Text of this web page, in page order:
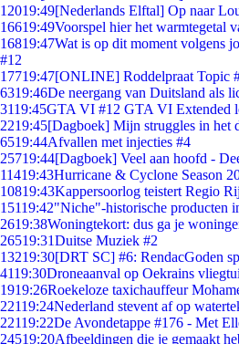
12019:49[Nederlands Elftal] Op naar
16619:49Voorspel hier het warmtegetal
16819:47Wat is op dit moment volgens
#12
17719:47[ONLINE] Roddelpraat Topic
6319:46De neergang van Duitsland als
3119:45GTA VI #12 GTA VI Extended
2219:45[Dagboek] Mijn struggles in het
6519:44Afvallen met injecties #4
25719:44[Dagboek] Veel aan hoofd -
11419:43Hurricane & Cyclone Season
10819:43Kappersoorlog teistert Regio
15119:42"Niche"-historische producten
2619:38Woningtekort: dus ga je
26519:31Duitse Muziek #2
13219:30[DRT SC] #6: RendacGoden
4119:30Droneaanval op Oekrains
1919:26Roekeloze taxichauffeur
22119:24Nederland stevent af op
22119:22De Avondetappe #176 - Met
24519:20Afbeeldingen die je gemaakt